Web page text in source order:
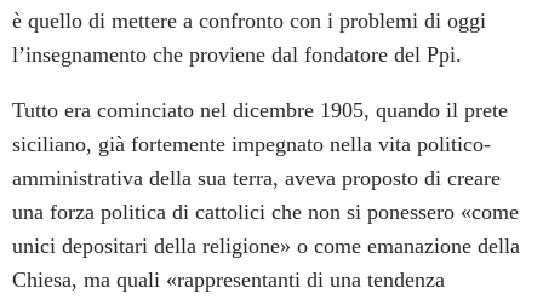
è quello di mettere a confronto con i problemi di oggi
l’insegnamento che proviene dal fondatore del Ppi.
Tutto era cominciato nel dicembre 1905, quando il prete
siciliano, già fortemente impegnato nella vita politico-
amministrativa della sua terra, aveva proposto di creare
una forza politica di cattolici che non si ponessero «come
unici depositari della religione» o come emanazione della
Chiesa, ma quali «rappresentanti di una tendenza